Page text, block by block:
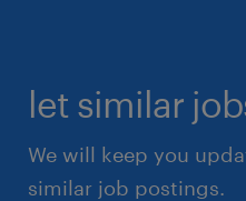
let similar
We will keep you
similar job postings.